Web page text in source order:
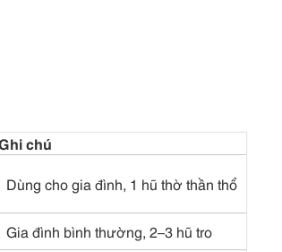
chú
Dùng cho gia đình, 1 hũ thờ thần thổ
Gia đình bình thường, 2–3 hũ tro